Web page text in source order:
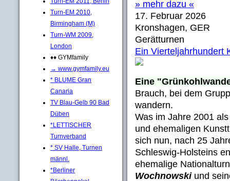
Turn-EM 2010,
Birmingham (M)
Turn-WM 2009,
London
♦♦ GYMfamily
→ www.gymfamily.eu
* BLUME Gran
Canaria
TV Blau-Gelb 90 Bad
Düben
*LETTISCHER
Turnverband
* SV Halle, Turnen
männl.
*Berliner
» mehr dazu «
17. Februar 2026
Kronshagen, GER
Gerätturnen
Ein Vierteljahrhundert
Eine
Brauch, bei dem
wandern.
Was im Jahre 2001
und ehemaligen
sich nun, nach 25
Schleswig-Holsteins
ehemalige
Wochnowski und